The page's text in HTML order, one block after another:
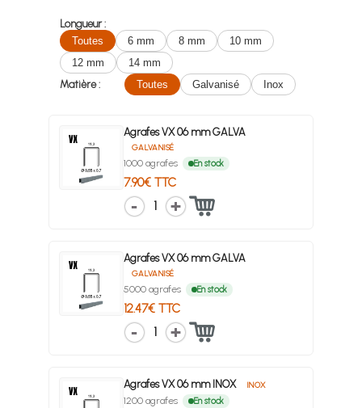
Longueur :
Toutes
6 mm 8 mm
10 mm
12 mm
14 mm
Matière :
Toutes Galvanisé Inox
Agrafes VX 06 mm GALVA
GALVANISÉ
1000 agrafes En stock
7.90€ TTC
1
Agrafes VX 06 mm GALVA
GALVANISÉ
5000 agrafes En stock
12.47€ TTC
1
Agrafes VX 06 mm INOX INOX
1200 agrafes En stock